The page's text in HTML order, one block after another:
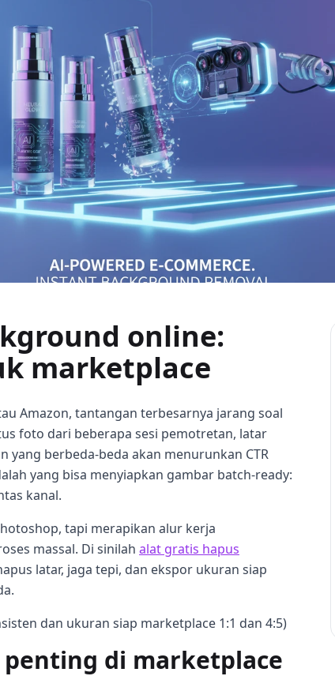
online:
marketplace
Amazon, tantangan terbesarnya jarang soal
foto dari beberapa sesi pemotretan, latar
yang berbeda-beda akan menurunkan CTR
yang bisa menyiapkan gambar batch-ready:
kanal.
tapi merapikan alur kerja
massal. Di sinilah alat gratis hapus
latar, jaga tepi, dan ekspor ukuran siap
dan ukuran siap marketplace 1:1 dan 4:5)
di marketplace